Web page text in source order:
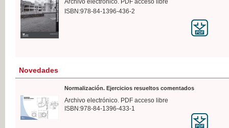
Archivo electrónico. PDF acceso libre
ISBN:978-84-1396-436-2
Novedades
Normalización. Ejercicios resueltos comentados
Archivo electrónico. PDF acceso libre
ISBN:978-84-1396-433-1